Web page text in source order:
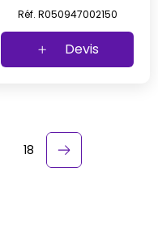
23-145 +1,50 prix
net
Réf. R050947002150
Devis
18 keyboard_arrow_rightSuivant